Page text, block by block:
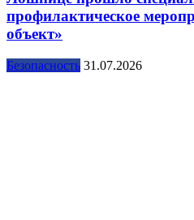
профилактическое
объект»
Безопасность 31.07.2026